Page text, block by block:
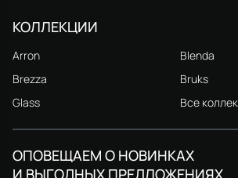
КОЛЛЕКЦИИ
Arron
Blenda
Brezza
Bruks
Glass
Все
ОПОВЕЩАЕМ О НОВИНКАХ
И ВЫГОДНЫХ ПРЕДЛОЖЕНИЯХ